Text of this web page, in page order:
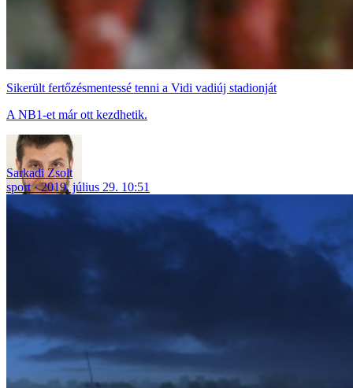
Sikerült fertőzésmentessé tenni a Vidi vadiúj stadionját
A NB1-et már ott kezdhetik.
Sarkadi Zsolt
sport
2019. július 29. 10:51